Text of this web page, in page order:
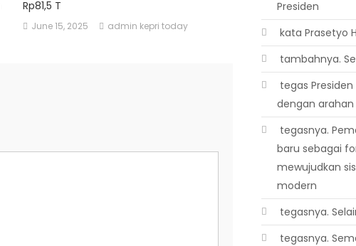
Rp81,5 T
June 15, 2025 admin kepri today
Presiden
 kata
 tambahnya.
 tegas
dengan arahan
 tegasnya.
baru sebagai
mewujudkan
modern
 tegasnya.
 tegasnya.